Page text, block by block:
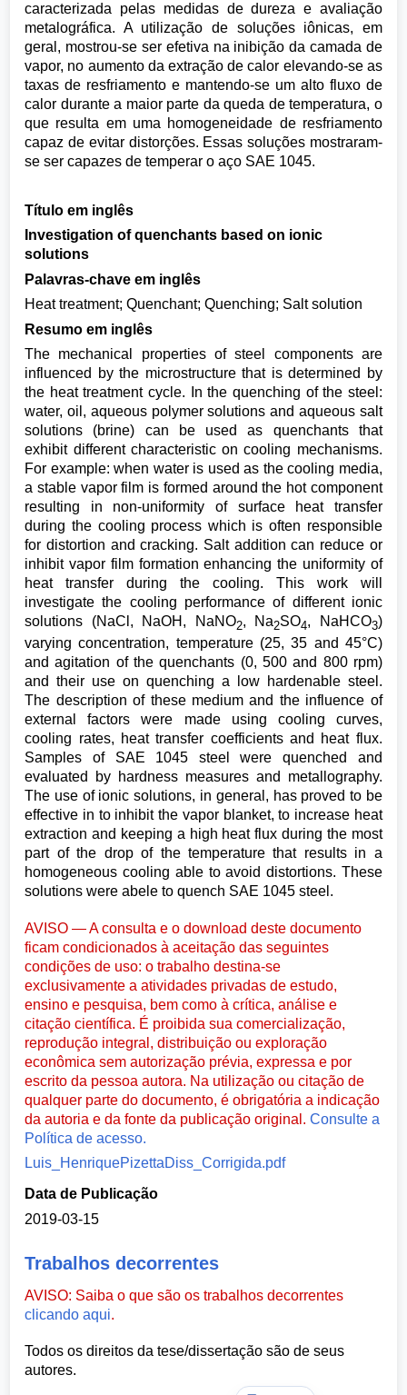
caracterizada pelas medidas de dureza e avaliação
metalográfica. A utilização de soluções iônicas, em
geral, mostrou-se ser efetiva na inibição da camada de
vapor, no aumento da extração de calor elevando-se as
taxas de resfriamento e mantendo-se um alto fluxo de
calor durante a maior parte da queda de temperatura, o
que resulta em uma homogeneidade de resfriamento
capaz de evitar distorções. Essas soluções mostraram-
se ser capazes de temperar o aço SAE 1045.
Título em inglês
Investigation of quenchants based on ionic
solutions
Palavras-chave em inglês
Heat treatment; Quenchant; Quenching; Salt solution
Resumo em inglês
The mechanical properties of steel components are
influenced by the microstructure that is determined by
the heat treatment cycle. In the quenching of the steel:
water, oil, aqueous polymer solutions and aqueous salt
solutions (brine) can be used as quenchants that
exhibit different characteristic on cooling mechanisms.
For example: when water is used as the cooling media,
a stable vapor film is formed around the hot component
resulting in non-uniformity of surface heat transfer
during the cooling process which is often responsible
for distortion and cracking. Salt addition can reduce or
inhibit vapor film formation enhancing the uniformity of
heat transfer during the cooling. This work will
investigate the cooling performance of different ionic
solutions (NaCl, NaOH, NaNO2, Na2SO4, NaHCO3)
varying concentration, temperature (25, 35 and 45°C)
and agitation of the quenchants (0, 500 and 800 rpm)
and their use on quenching a low hardenable steel.
The description of these medium and the influence of
external factors were made using cooling curves,
cooling rates, heat transfer coefficients and heat flux.
Samples of SAE 1045 steel were quenched and
evaluated by hardness measures and metallography.
The use of ionic solutions, in general, has proved to be
effective in to inhibit the vapor blanket, to increase heat
extraction and keeping a high heat flux during the most
part of the drop of the temperature that results in a
homogeneous cooling able to avoid distortions. These
solutions were abele to quench SAE 1045 steel.
AVISO — A consulta e o download deste documento
ficam condicionados à aceitação das seguintes
condições de uso: o trabalho destina-se
exclusivamente a atividades privadas de estudo,
ensino e pesquisa, bem como à crítica, análise e
citação científica. É proibida sua comercialização,
reprodução integral, distribuição ou exploração
econômica sem autorização prévia, expressa e por
escrito da pessoa autora. Na utilização ou citação de
qualquer parte do documento, é obrigatória a indicação
da autoria e da fonte da publicação original.Consulte a
Política de acesso.
Luis_HenriquePizettaDiss_Corrigida.pdf
Data de Publicação
2019-03-15
Trabalhos decorrentes
AVISO: Saiba o que são os trabalhos decorrentes
clicando aqui.
Todos os direitos da tese/dissertação são de seus
autores.